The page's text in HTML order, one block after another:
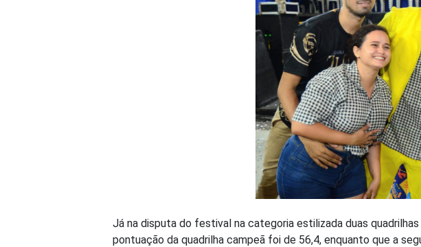
Já na disputa do festival na categoria estilizada duas
pontuação da quadrilha campeã foi de 56,4, enquanto que a